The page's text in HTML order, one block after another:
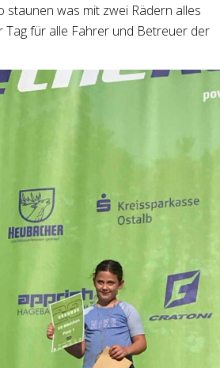
was mit zwei Rädern alles
Tag für alle Fahrer und Betreuer der